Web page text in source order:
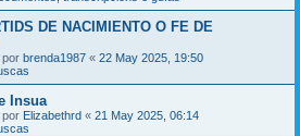
DE NACIMIENTO O FE DE
por brenda1987 « 22 May 2025, 19:50
Insua
por Elizabethrd « 21 May 2025, 06:14